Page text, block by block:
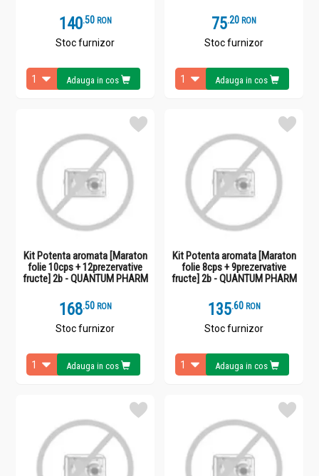
140.5 RON
Stoc furnizor
Adauga in cos
75.2 RON
Stoc furnizor
Adauga in cos
Kit Potenta aromata [Maraton
folie 10cps + 12prezervative
fructe] 2b - QUANTUM PHARM
168.5 RON
Stoc furnizor
Adauga in cos
Kit Potenta aromata [Maraton
folie 8cps + 9prezervative
fructe] 2b - QUANTUM PHARM
135.6 RON
Stoc furnizor
Adauga in cos